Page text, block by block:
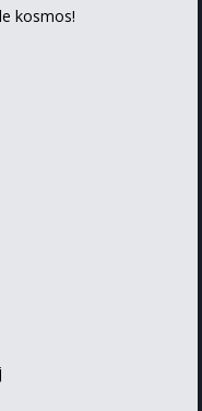
kosmos!